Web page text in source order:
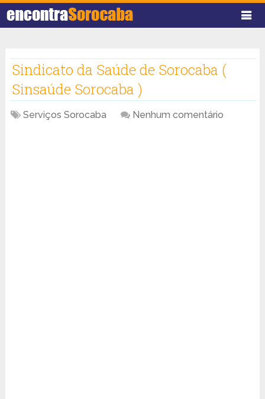
Sindicato da Saúde de Sorocaba (
Sinsaúde Sorocaba )
Serviços Sorocaba Nenhum comentário